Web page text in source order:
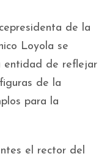
de la
Loyola se
entidad de reflejar
de la
para la
el rector del